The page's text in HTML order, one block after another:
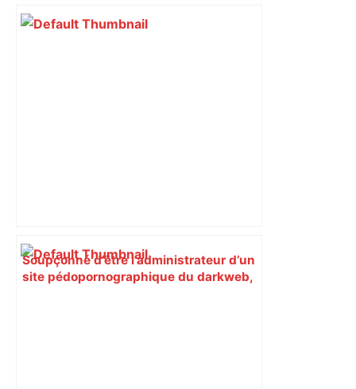
Soupçonné d’être l’administrateur d’un
site pédopornographique du darkweb,